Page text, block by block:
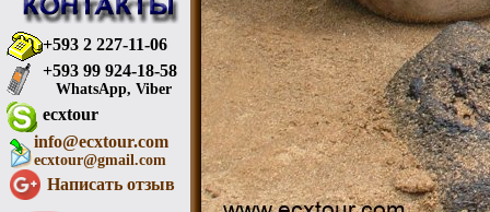
+593 2 227-11-06
+593 99 924-18-58
WhatsApp, Viber
ecxtour
info@ecxtour.com
ecxtour@gmail.com
Написать отзыв